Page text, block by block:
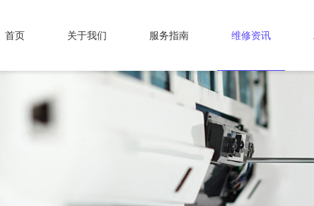
首页 关于我们 服务指南 维修资讯